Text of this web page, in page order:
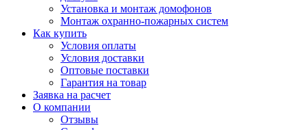
Установка и монтаж домофонов
Монтаж охранно-пожарных систем
Как купить
Условия оплаты
Условия доставки
Оптовые поставки
Гарантия на товар
Заявка на расчет
О компании
Отзывы